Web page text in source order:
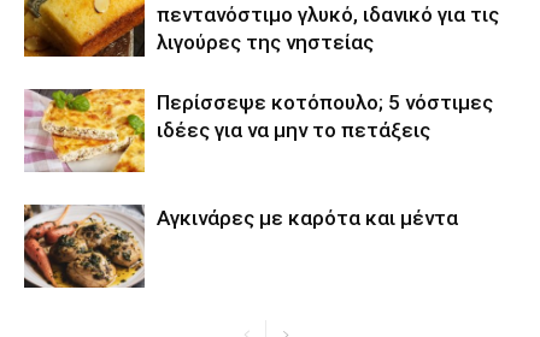
πεντανόστιμο γλυκό, ιδανικό για τις
λιγούρες της νηστείας
Περίσσεψε κοτόπουλο; 5 νόστιμες
ιδέες για να μην το πετάξεις
Αγκινάρες με καρότα και μέντα